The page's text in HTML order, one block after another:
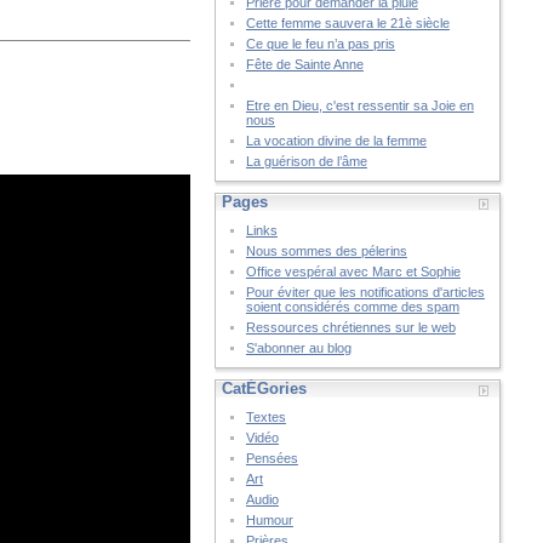
Cette femme sauvera le 21è siècle
Ce que le feu n’a pas pris
Fête de Sainte Anne
Etre en Dieu, c'est ressentir sa Joie en
nous
La vocation divine de la femme
La guérison de l’âme
Pages
Links
Nous sommes des pélerins
Office vespéral avec Marc et Sophie
Pour éviter que les notifications d'articles
soient considérés comme des spam
Ressources chrétiennes sur le web
S'abonner au blog
CatÉGories
Textes
Vidéo
Pensées
Art
Audio
Humour